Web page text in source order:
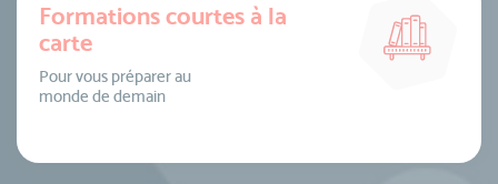
Formations courtes à la
carte
Pour vous préparer au
monde de demain